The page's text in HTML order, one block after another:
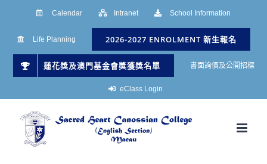
Calendar Intranet School Information
Life Planning 2026-2027 ENROLMENT 新生報名
蓮花獎及澳門基金會獎獲獎名單 書面詢價及公開招標
eClass Login